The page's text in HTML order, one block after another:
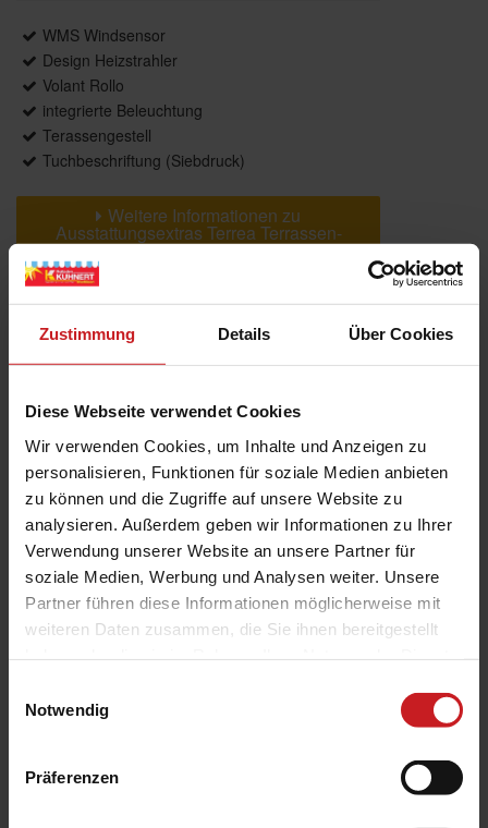
Zustimmung Details Über Cookies
Diese Webseite verwendet Cookies
Wir verwenden Cookies, um Inhalte und Anzeigen zu
personalisieren, Funktionen für soziale Medien anbieten
zu können und die Zugriffe auf unsere Website zu
analysieren. Außerdem geben wir Informationen zu Ihrer
Verwendung unserer Website an unsere Partner für
soziale Medien, Werbung und Analysen weiter. Unsere
Partner führen diese Informationen möglicherweise mit
weiteren Daten zusammen, die Sie ihnen bereitgestellt
Notwendig
Präferenzen
WMS Windsensor
Design Heizstrahler
Volant Rollo
integrierte Beleuchtung
Terassengestell
Tuchbeschriftung (Siebdruck)
Weitere Informationen zu
Ausstattungsextras Terrea Terrassen-
Markisen
Farben & Stoffe
Das könnte Sie auch interessieren